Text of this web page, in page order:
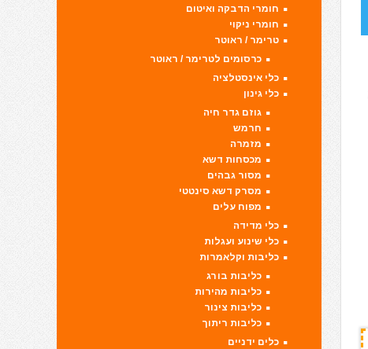
חומרי הדבקה ואיטום
חומרי ניקוי
טרימר / ראוטר
כרסומים לטרימר / ראוטר
כלי אינסטלציה
כלי גינון
גוזם גדר חיה
חרמש
מזמרה
מכסחות דשא
מסור גבהים
מסרק דשא סינטטי
מפוח עלים
כלי מדידה
כלי שינוע ועגלות
כליבות וקלאמרות
כליבות בורג
כליבות מהירות
כליבות צינור
כליבות ריתוך
כלים ידניים